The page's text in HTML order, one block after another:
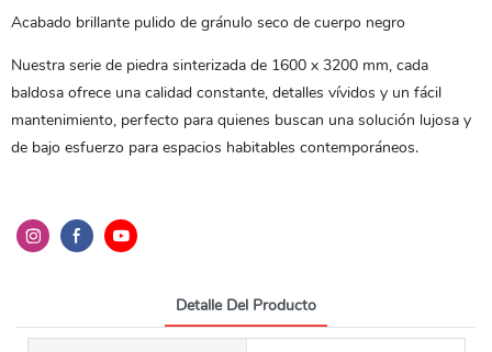
Acabado brillante pulido de gránulo seco de cuerpo negro
Nuestra serie de piedra sinterizada de 1600 x 3200 mm, cada
baldosa ofrece una calidad constante, detalles vívidos y un fácil
mantenimiento, perfecto para quienes buscan una solución lujosa y
de bajo esfuerzo para espacios habitables contemporáneos.
Detalle Del Producto